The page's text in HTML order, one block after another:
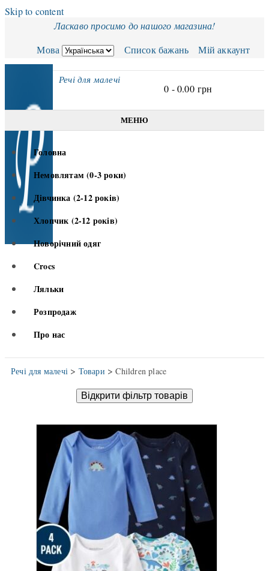
Skip to content
Ласкаво просимо до нашого магазина!
Мова
Список бажань Мій аккаунт
Речі для малечі
0 -0.00 грн
МЕНЮ
Головна
Немовлятам (0-3 роки)
Дівчинка (2-12 років)
Хлопчик (2-12 років)
Новорічний одяг
Crocs
Ляльки
Розпродаж
Про нас
Речі для малечі > Товари >Children place
Відкрити фільтр товарів